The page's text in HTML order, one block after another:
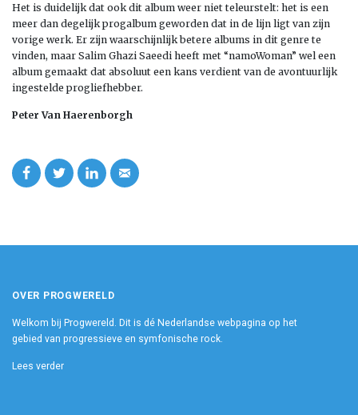
Het is duidelijk dat ook dit album weer niet teleurstelt: het is een
meer dan degelijk progalbum geworden dat in de lijn ligt van zijn
vorige werk. Er zijn waarschijnlijk betere albums in dit genre te
vinden, maar Salim Ghazi Saeedi heeft met “namoWoman” wel een
album gemaakt dat absoluut een kans verdient van de avontuurlijk
ingestelde progliefhebber.
Peter Van Haerenborgh
OVER PROGWERELD
Welkom bij Progwereld. Dit is dé Nederlandse webpagina op het
gebied van progressieve en symfonische rock.
Lees verder